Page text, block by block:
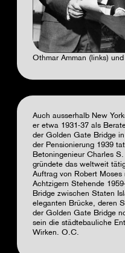
Othmar Amman (links)
Auch ausserhalb New
er etwa 1931-37 als
der Golden Gate Bridge
der Pensionierung 1939
Betoningenieur Charles
gründete das weltweit
Auftrag von Robert
Achtzigern Stehende
Bridge zwischen Staten
eleganten Brücke, deren
der Golden Gate Bridge
sein die städtebauliche
Wirken. O.C.